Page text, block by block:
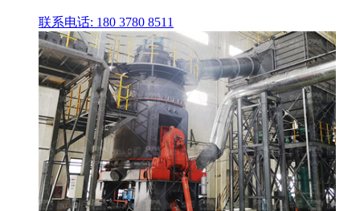
联系电话: 180 3780 8511